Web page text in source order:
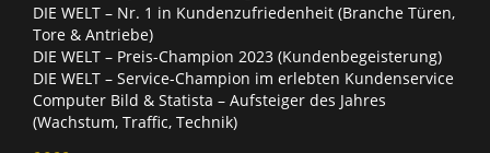
DIE WELT – Nr. 1 in Kundenzufriedenheit (Branche Türen,
Tore & Antriebe)
DIE WELT – Preis-Champion 2023 (Kundenbegeisterung)
DIE WELT – Service-Champion im erlebten Kundenservice
Computer Bild & Statista – Aufsteiger des Jahres
(Wachstum, Traffic, Technik)